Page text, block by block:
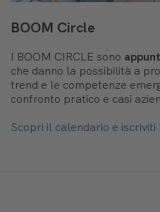
BOOM Circle
I BOOM CIRCLE sono
che danno la possibilità a
trend e le competenze
confronto pratico e casi
Scopri il calendario e iscriviti